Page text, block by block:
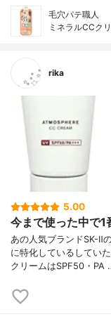
毛穴パテ職人
ミネラルCCク
rika
5.00
今まで使った中で1
あの人気ブランドSK-Ⅱ
に特化しているしてい
クリームはSPF50・PA